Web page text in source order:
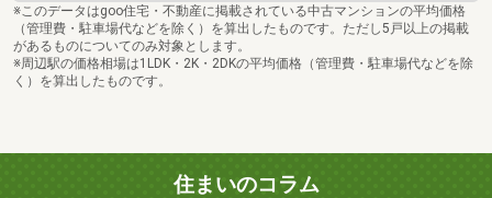
※このデータはgoo住宅・不動産に掲載されている中古マンションの平均価格
（管理費・駐車場代などを除く）を算出したものです。ただし5戸以上の掲載
があるものについてのみ対象とします。
※周辺駅の価格相場は1LDK・2K・2DKの平均価格（管理費・駐車場代などを除
く）を算出したものです。
住まいのコラム